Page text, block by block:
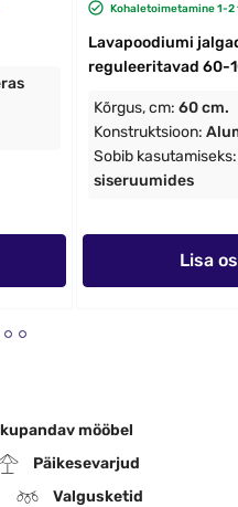
Kohaletoimetamine 1-
Lavapoodiumi
reguleeritavad 60-
Kõrgus, cm: 60 cm.
Konstruktsioon:
Sobib
siseruumides
Lisa
mööbel
Päikesevarjud
Valgusketid